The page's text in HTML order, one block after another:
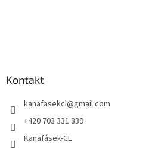
Kontakt
kanafasekcl@gmail.com
+420 703 331 839
Kanafásek-CL